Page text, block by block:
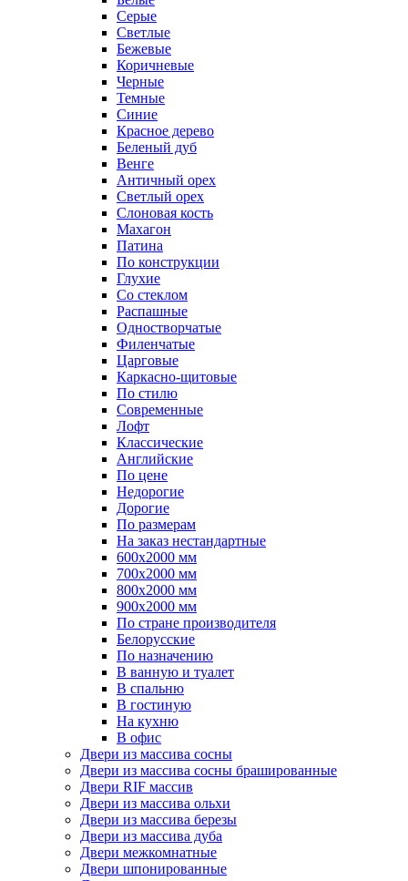
Серые
Светлые
Бежевые
Коричневые
Черные
Темные
Синие
Красное дерево
Беленый дуб
Венге
Античный орех
Светлый орех
Слоновая кость
Махагон
Патина
По конструкции
Глухие
Со стеклом
Распашные
Одностворчатые
Филенчатые
Царговые
Каркасно-щитовые
По стилю
Современные
Лофт
Классические
Английские
По цене
Недорогие
Дорогие
По размерам
На заказ нестандартные
600х2000 мм
700х2000 мм
800х2000 мм
900х2000 мм
По стране производителя
Белорусские
По назначению
В ванную и туалет
В спальню
В гостиную
На кухню
В офис
Двери из массива сосны
Двери из массива сосны брашированные
Двери RIF массив
Двери из массива ольхи
Двери из массива березы
Двери из массива дуба
Двери межкомнатные
Двери шпонированные